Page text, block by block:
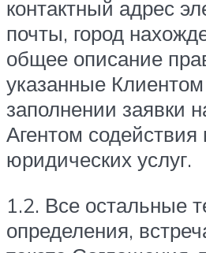
контактный адрес
почты, город
общее описание
указанные
заполнении заявки
Агентом содействия
юридических услуг.
1.2. Все остальные
определения,